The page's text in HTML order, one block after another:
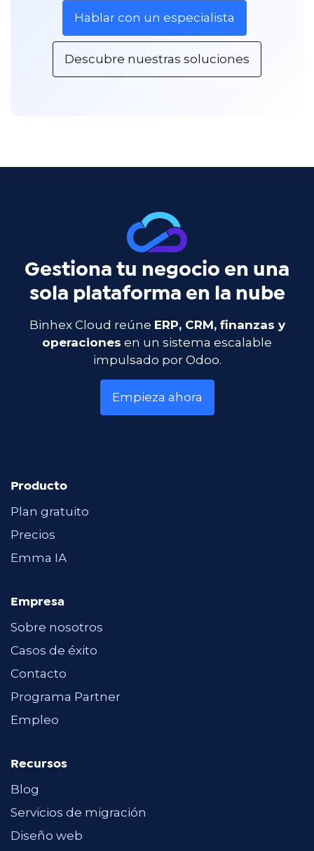
Hablar con un especialista
Descubre nuestras soluciones
Gestiona tu negocio en una
sola plataforma en la nube
Binhex Cloud reúne ERP, CRM, finanzas y
operaciones en un sistema escalable
impulsado por Odoo.
Empieza ahora
Producto
Plan gratuito
Precios
Emma IA
Empresa
Sobre nosotros
Casos de éxito
Contacto
Programa Partner
Empleo
Recursos
Blog
Servicios de migración
Diseño web